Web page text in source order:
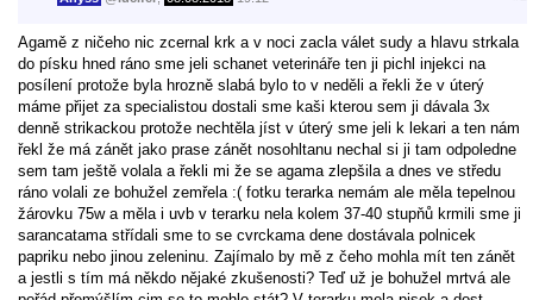
Agamě z ničeho nic zcernal krk a v noci zacla válet sudy a hlavu strkala
do písku hned ráno sme jeli schanet veterináře ten ji pichl injekci na
posílení protože byla hrozně slabá bylo to v neděli a řekli že v úterý
máme přijet za specialistou dostali sme kaši kterou sem ji dávala 3x
denně strikackou protože nechtěla jíst v úterý sme jeli k lekari a ten nám
řekl že má zánět jako prase zánět nosohltanu nechal si ji tam odpoledne
sem tam ještě volala a řekli mi že se agama zlepšila a dnes ve středu
ráno volali ze bohužel zemřela :( fotku terarka nemám ale měla tepelnou
žárovku 75w a měla i uvb v terarku nela kolem 37-40 stupňů krmili sme ji
sarancatama střídali sme to se cvrckama dene dostávala polnicek
papriku nebo jinou zeleninu. Zajímalo by mě z čeho mohla mít ten zánět
a jestli s tím má někdo nějaké zkušenosti? Teď už je bohužel mrtvá ale